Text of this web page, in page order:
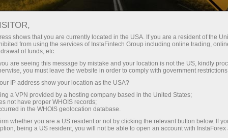
InstaForex билан сиз ҳақиқатан
эга бўласиз: 1:5000 гача кредит
елкаси, бозордаги энг яхши
спред ва комиссиялардан бири,
шунингдек акциялар ва
индекслар билан савдо қилиш
учун қулай шартлар.
Ҳар бир депозит учун
30% бонус
Савдода
ва трассада тезлик
shows that you are currently located in the USA. If you are a resident of the
from using the services of InstaFintech Group including online trading,
of funds, etc.
are seeing this message by mistake and your location is not the US, kindly
you must leave the website in order to comply with government
IP address show your location as the USA?
a VPN provided by a hosting company based in the United States;
not have proper WHOIS records;
in the WHOIS geolocation database.
whether you are a US resident or not by clicking the relevant button below. If
being a US resident, you will not be able to open an account with InstaForex